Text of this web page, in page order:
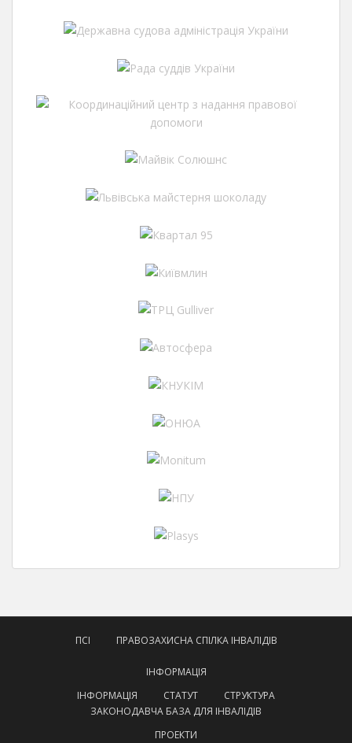
ПСІ ПРАВОЗАХИСНА СПІЛКА ІНВАЛІДІВ
ІНФОРМАЦІЯ
ІНФОРМАЦІЯ
СТАТУТ
СТРУКТУРА
ЗАКОНОДАВЧА БАЗА ДЛЯ ІНВАЛІДІВ
ПРОЕКТИ